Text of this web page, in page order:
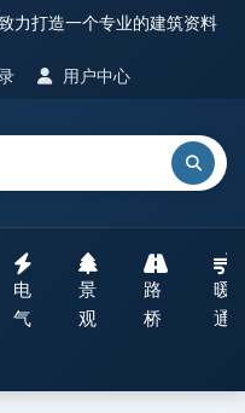
打造一个专业的建筑资料
用户中心
电
气
景
观
路
桥
暖
通